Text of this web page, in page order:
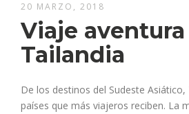
20 MARZO, 2018
Viaje aventura
Tailandia
De los destinos del Sudeste Asiático,
países que más viajeros reciben. La